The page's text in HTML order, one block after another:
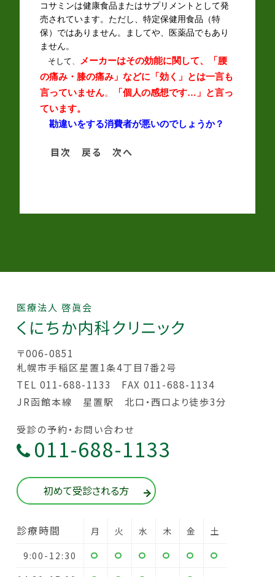
コサミンは健康食品またはサプリメントとして発
売されています。ただし、特定保健用食品（特
保）ではありません。ましてや、医薬品でもあり
ません。
そして、
メーカーはその効能に関して、「腰
の痛み・膝の痛み」などに「効く」とは一言も
言っていません。
「個人の感想です…」と言っ
ています。
勘違いをする消費者が悪いのでしょうか？
目次 戻る 次へ
医療法人 啓眞会
くにちか内科クリニック
〒006-0851
札幌市手稲区星置1条4丁目7番2号
TEL 011-688-1133 FAX 011-688-1134
JR函館本線 星置駅 北口・西口より徒歩3分
受診の予約・お問い合わせ
011-688-1133
初めて受診される方
診療時間 月 火 水 木 金
土
9:00-12:30